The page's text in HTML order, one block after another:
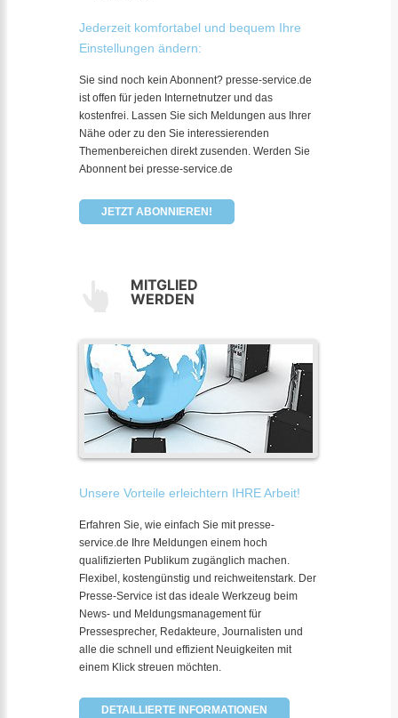
Jederzeit komfortabel und bequem Ihre
Einstellungen ändern:
Sie sind noch kein Abonnent? presse-service.de
ist offen für jeden Internetnutzer und das
kostenfrei. Lassen Sie sich Meldungen aus Ihrer
Nähe oder zu den Sie interessierenden
Themenbereichen direkt zusenden. Werden Sie
Abonnent bei presse-service.de
JETZT ABONNIEREN!
MITGLIED
WERDEN
Unsere Vorteile erleichtern IHRE Arbeit!
Erfahren Sie, wie einfach Sie mit presse-
service.de Ihre Meldungen einem hoch
qualifizierten Publikum zugänglich machen.
Flexibel, kostengünstig und reichweitenstark. Der
Presse-Service ist das ideale Werkzeug beim
News- und Meldungsmanagement für
Pressesprecher, Redakteure, Journalisten und
alle die schnell und effizient Neuigkeiten mit
einem Klick streuen möchten.
DETAILLIERTE INFORMATIONEN